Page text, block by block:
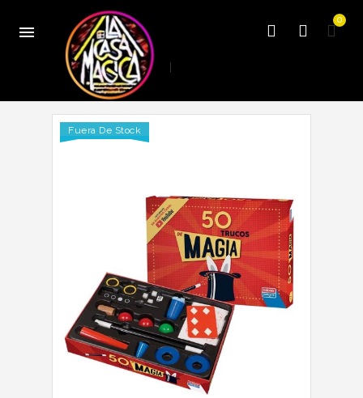

0
Fuera De Stock